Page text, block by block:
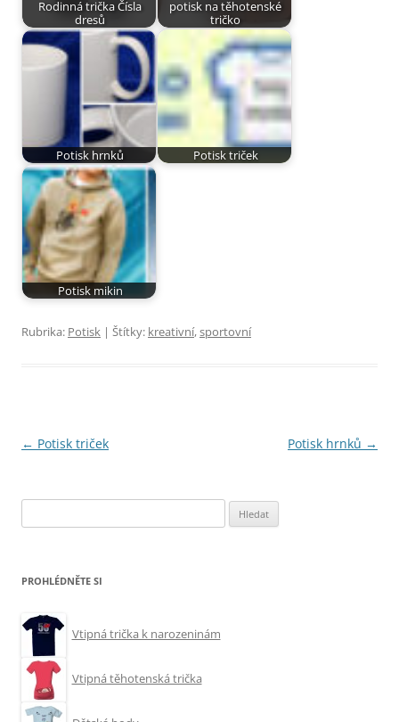
Rodinná trička Čísla
dresů
potisk na těhotenské
tričko
Potisk hrnků Potisk triček
Potisk mikin
Rubrika: Potisk | Štítky: kreativní,sportovní
Navigace
← Potisk triček Potisk hrnků →
PROHLÉDNĚTE SI
Vtipná trička k narozeninám
Vtipná těhotenská trička